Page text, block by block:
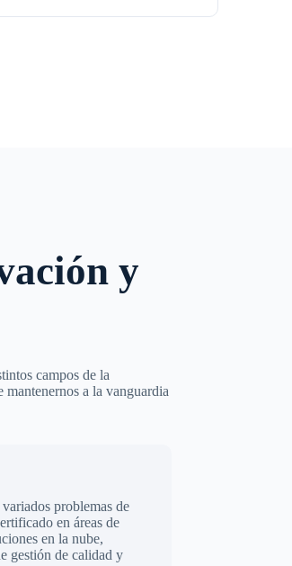
y
campos de la
mantenernos a la vanguardia
problemas de
en áreas de
en la nube,
gestión de calidad y